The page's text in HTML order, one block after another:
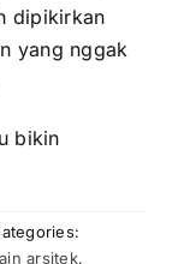
dipikirkan
yang nggak
bikin
arsitek,